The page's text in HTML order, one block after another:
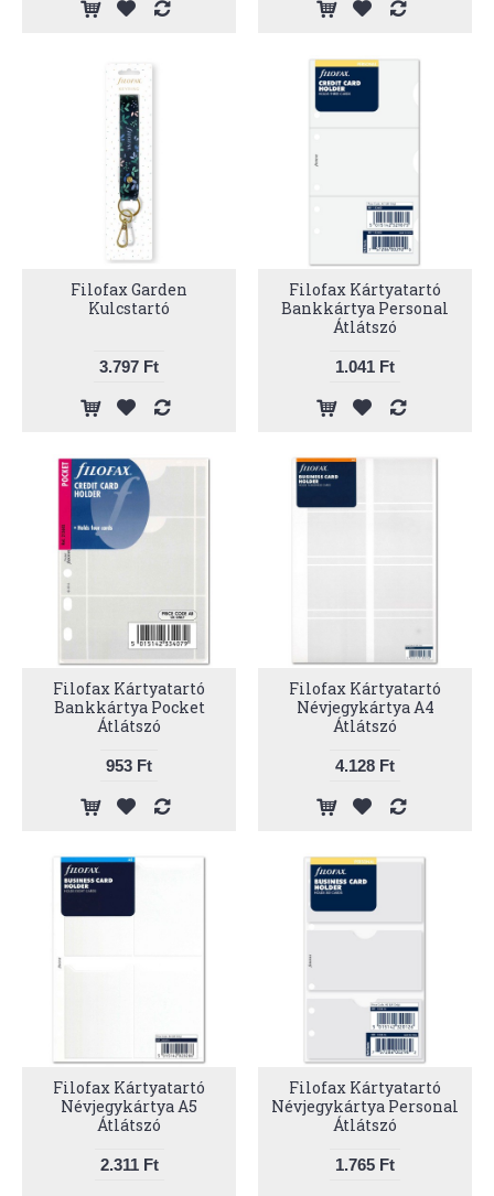
Filofax Garden
Kulcstartó
3.797 Ft
Filofax Kártyatartó
Bankkártya Personal
Átlátszó
1.041 Ft
Filofax Kártyatartó
Bankkártya Pocket
Átlátszó
953 Ft
Filofax Kártyatartó
Névjegykártya A4
Átlátszó
4.128 Ft
Filofax Kártyatartó
Névjegykártya A5
Átlátszó
2.311 Ft
Filofax Kártyatartó
Névjegykártya Personal
Átlátszó
1.765 Ft